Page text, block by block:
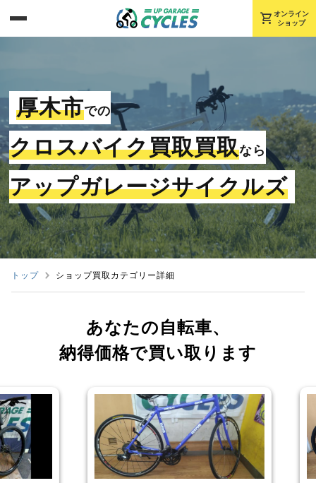
shopping_cart オンライン
ショップ
厚木市での
クロスバイク買取買取なら
アップガレージサイクルズ
トップ ショップ買取カテゴリー詳細
あなたの自転車、
納得価格で買い取ります